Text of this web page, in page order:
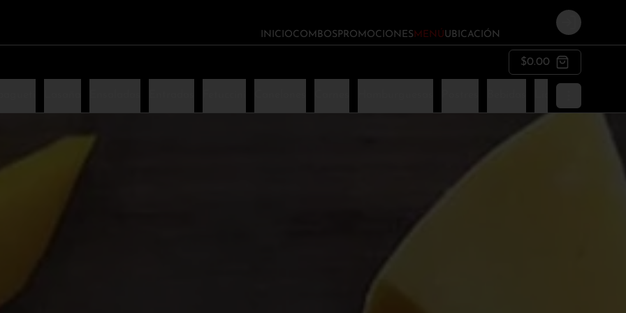
INICIOCOMBOSPROMOCIONESMENÚUBICACIÓN
Login
$0.00